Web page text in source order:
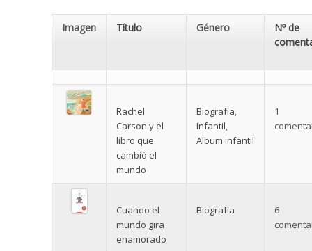
Imagen Título Género
Nº de
Rachel
Carson y el
libro que
cambió el
mundo
Biografía,
Infantil,
Album infantil
1
Cuando el
mundo gira
enamorado
Biografía
6